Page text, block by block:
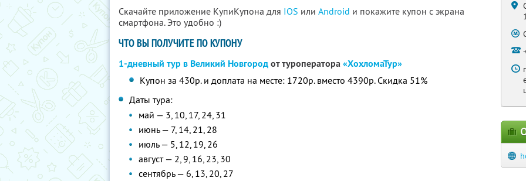
Скачайте приложение КупиКупона для IOS или Android и покажите купон с экрана
смартфона. Это удобно :)
ЧТО ВЫ ПОЛУЧИТЕ ПО КУПОНУ
1-дневный тур в Великий Новгородот туроператора«ХохломаТур»
Купон за 430р. и доплата на месте: 1720р. вместо 4390р. Скидка 51%
Даты тура:
май — 3, 10, 17, 24, 31
июнь — 7, 14, 21, 28
июль — 5, 12, 19, 26
август — 2, 9, 16, 23, 30
сентябрь — 6, 13, 20, 27